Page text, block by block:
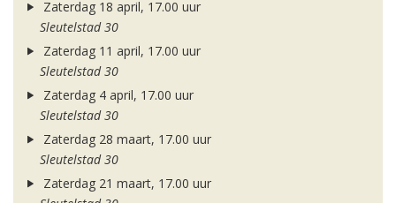
Zaterdag 18 april, 17.00 uur
Sleutelstad 30
Zaterdag 11 april, 17.00 uur
Sleutelstad 30
Zaterdag 4 april, 17.00 uur
Sleutelstad 30
Zaterdag 28 maart, 17.00 uur
Sleutelstad 30
Zaterdag 21 maart, 17.00 uur